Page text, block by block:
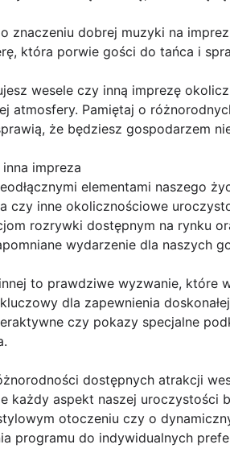
znaczeniu dobrej muzyki na
która porwie gości do tańca i
wesele czy inną imprezę
atmosfery. Pamiętaj o
że będziesz gospodarzem
impreza
elementami naszego
czy inne okolicznościowe
rozrywki dostępnym na rynku
wydarzenie dla naszych
to prawdziwe wyzwanie, które
dla zapewnienia
czy pokazy specjalne
dostępnych atrakcji
każdy aspekt naszej
otoczeniu czy o
programu do indywidualnych